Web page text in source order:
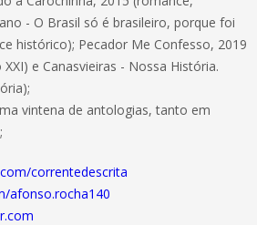
- O Brasil só é brasileiro, porque foi
histórico); Pecador Me Confesso, 2019
e Canasvieiras - Nossa História.
vintena de antologias, tanto em
correntedescrita
afonso.rocha140